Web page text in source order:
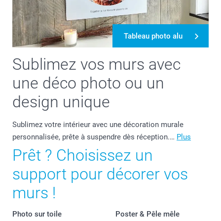
Sublimez vos murs avec
une déco photo ou un
design unique
Sublimez votre intérieur avec une décoration murale
personnalisée, prête à suspendre dès réception.… Plus
Tableau photo alu
Prêt ? Choisissez un
support pour décorer vos
murs !
Photo sur toile
Poster & Pêle mêle